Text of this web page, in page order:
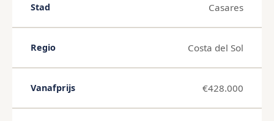
Stad Casares
Regio Costa del Sol
Vanafprijs €428.000